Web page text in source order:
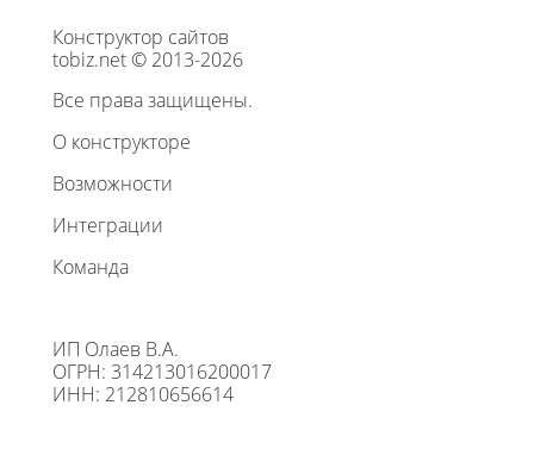
Конструктор сайтов
tobiz.net © 2013-2026
Все права защищены.
О конструкторе
Возможности
Интеграции
Команда
ИП Олаев В.А.
ОГРН: 314213016200017
ИНН: 212810656614